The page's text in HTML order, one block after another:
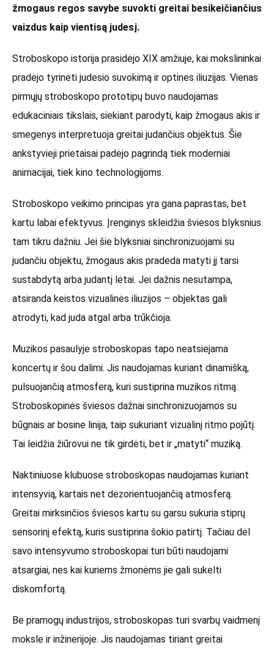
žmogaus regos savybe suvokti greitai besikeičiančius
vaizdus kaip vientisą judesį.
Stroboskopo istorija prasidėjo XIX amžiuje, kai mokslininkai
pradėjo tyrinėti judesio suvokimą ir optines iliuzijas. Vienas
pirmųjų stroboskopo prototipų buvo naudojamas
edukaciniais tikslais, siekiant parodyti, kaip žmogaus akis ir
smegenys interpretuoja greitai judančius objektus. Šie
ankstyvieji prietaisai padėjo pagrindą tiek moderniai
animacijai, tiek kino technologijoms.
Stroboskopo veikimo principas yra gana paprastas, bet
kartu labai efektyvus. Įrenginys skleidžia šviesos blyksnius
tam tikru dažniu. Jei šie blyksniai sinchronizuojami su
judančiu objektu, žmogaus akis pradeda matyti jį tarsi
sustabdytą arba judantį lėtai. Jei dažnis nesutampa,
atsiranda keistos vizualinės iliuzijos – objektas gali
atrodyti, kad juda atgal arba trūkčioja.
Muzikos pasaulyje stroboskopas tapo neatsiejama
koncertų ir šou dalimi. Jis naudojamas kuriant dinamišką,
pulsuojančią atmosferą, kuri sustiprina muzikos ritmą.
Stroboskopinės šviesos dažnai sinchronizuojamos su
būgnais ar bosine linija, taip sukuriant vizualinį ritmo pojūtį.
Tai leidžia žiūrovui ne tik girdėti, bet ir „matyti“ muziką.
Naktiniuose klubuose stroboskopas naudojamas kuriant
intensyvią, kartais net dezorientuojančią atmosferą.
Greitai mirksinčios šviesos kartu su garsu sukuria stiprų
sensorinį efektą, kuris sustiprina šokio patirtį. Tačiau dėl
savo intensyvumo stroboskopai turi būti naudojami
atsargiai, nes kai kuriems žmonėms jie gali sukelti
diskomfortą.
Be pramogų industrijos, stroboskopas turi svarbų vaidmenį
moksle ir inžinerijoje. Jis naudojamas tiriant greitai